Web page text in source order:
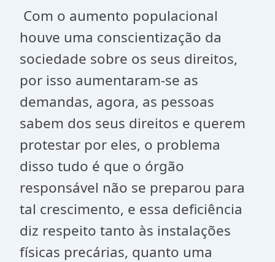
Com o aumento populacional
houve uma conscientização da
sociedade sobre os seus direitos,
por isso aumentaram-se as
demandas, agora, as pessoas
sabem dos seus direitos e querem
protestar por eles, o problema
disso tudo é que o órgão
responsável não se preparou para
tal crescimento, e essa deficiência
diz respeito tanto às instalações
físicas precárias, quanto uma